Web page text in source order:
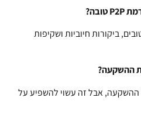
ביקורות חיוביות ושקיפות
ההשקעה, אבל זה עשוי להשפיע על